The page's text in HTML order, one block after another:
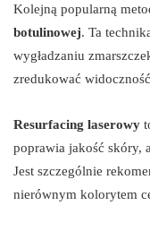
Kolejną popularną
botulinowej. Ta
wygładzaniu
zredukować
Resurfacing laserowy
poprawia jakość skóry,
Jest szczególnie
nierównym kolorytem